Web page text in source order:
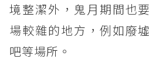
境整潔外，鬼月期間也
場較雜的地方，例如廢
吧等場所。